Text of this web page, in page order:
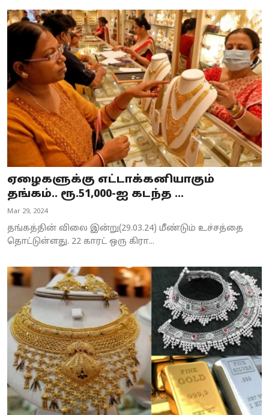
ஏழைகளுக்கு எட்டாக்கனியாகும்
தங்கம்.. ரூ.51,000-ஐ கடந்த ...
Mar 29, 2024
தங்கத்தின் விலை இன்று(29.03.24) மீண்டும் உச்சத்தை
தொட்டுள்ளது. 22 காரட் ஒரு கிரா...